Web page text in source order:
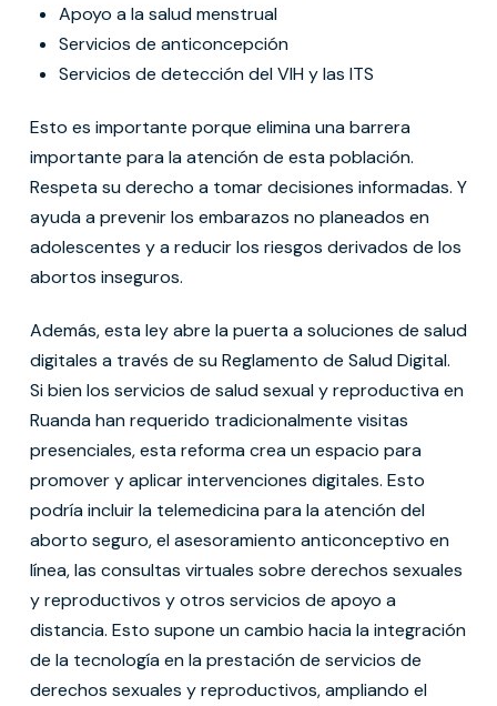
Apoyo a la salud menstrual
⁠Servicios de anticoncepción
Servicios de detección del VIH y las ITS
Esto es importante porque elimina una barrera
importante para la atención de esta población.
Respeta su derecho a tomar decisiones informadas. Y
ayuda a prevenir los embarazos no planeados en
adolescentes y a reducir los riesgos derivados de los
abortos inseguros.
Además, esta ley abre la puerta a soluciones de salud
digitales a través de su Reglamento de Salud Digital.
Si bien los servicios de salud sexual y reproductiva en
Ruanda han requerido tradicionalmente visitas
presenciales, esta reforma crea un espacio para
promover y aplicar intervenciones digitales. Esto
podría incluir la telemedicina para la atención del
aborto seguro, el asesoramiento anticonceptivo en
línea, las consultas virtuales sobre derechos sexuales
y reproductivos y otros servicios de apoyo a
distancia. Esto supone un cambio hacia la integración
de la tecnología en la prestación de servicios de
derechos sexuales y reproductivos, ampliando el